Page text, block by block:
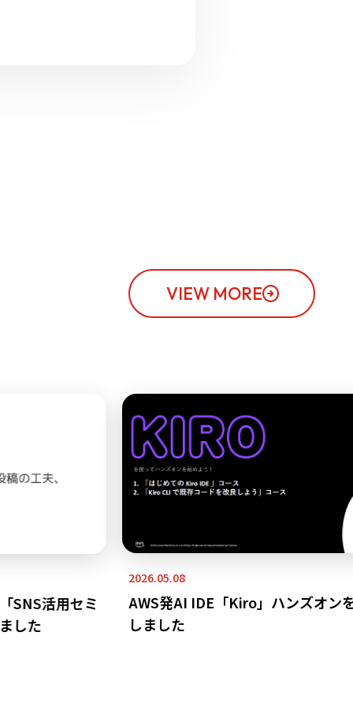
VIEW MORE
活用セミ
した
2026.05.08
AWS発AI IDE「Kiro」ハンズオンを
しました